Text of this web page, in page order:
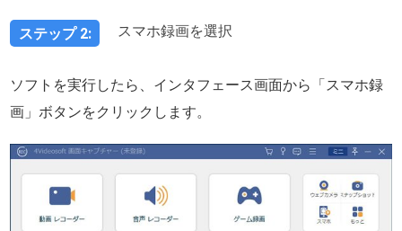
ステップ 2: スマホ録画を選択
ソフトを実行したら、インタフェース画面から「スマホ録
画」ボタンをクリックします。